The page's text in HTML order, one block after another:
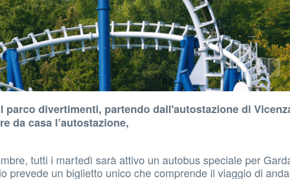
divertimenti, partendo dall'autostazione di
da casa l’autostazione,
tutti i martedì sarà attivo un autobus speciale per
prevede un biglietto unico che comprende il viaggio di